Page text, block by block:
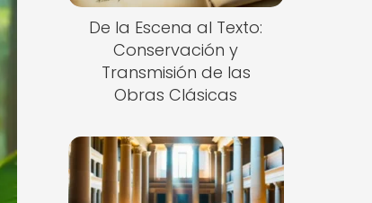
De la Escena al Texto:
Conservación y
Transmisión de las
Obras Clásicas